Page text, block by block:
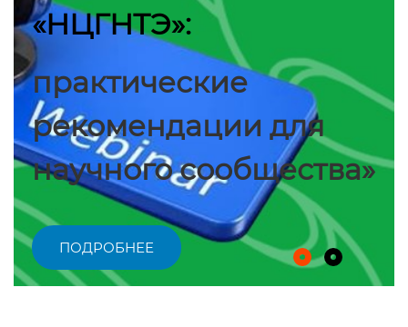
«НЦГНТЭ»:
практические
рекомендации для
научного сообщества»
ПОДРОБНЕЕ